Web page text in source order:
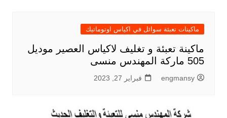
ماكينات تعبئة سوائل في اكياس اوتوماتيك
ماكينة تعبئة و تغليف لاكياس العصير موديل
505 ماركة المهندس منسى
engmansy فبراير 27, 2023